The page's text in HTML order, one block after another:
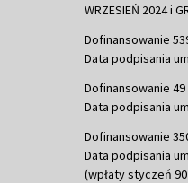
WRZESIEŃ 2024 i
Dofinansowanie
Data podpisania
Dofinansowanie 49
Data podpisania
Dofinansowanie
Data podpisania
(wpłaty styczeń